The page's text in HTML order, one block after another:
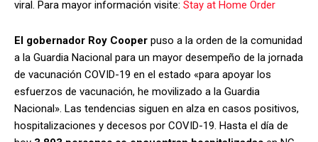
viral. Para mayor información visite: Stay at Home Order
El gobernador Roy Cooper puso a la orden de la comunidad
a la Guardia Nacional para un mayor desempeño de la jornada
de vacunación COVID-19 en el estado «para apoyar los
esfuerzos de vacunación, he movilizado a la Guardia
Nacional». Las tendencias siguen en alza en casos positivos,
hospitalizaciones y decesos por COVID-19. Hasta el día de